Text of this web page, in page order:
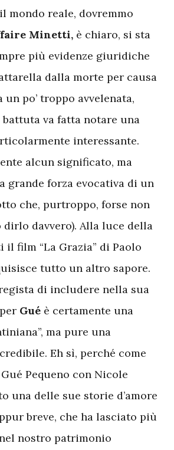
mondo reale, dovremmo
Minetti, è chiaro, si sta
più evidenze giuridiche
dalla morte per causa
po’ troppo avvelenata,
va fatta notare una
interessante.
alcun significato, ma
grande forza evocativa di un
che, purtroppo, forse non
dirlo davvero). Alla luce della
il film “La Grazia” di Paolo
tutto un altro sapore.
di includere nella sua
Gué è certamente una
ma pure una
Eh sì, perché come
Pequeno con Nicole
una delle sue storie d’amore
breve, che ha lasciato più
nostro patrimonio